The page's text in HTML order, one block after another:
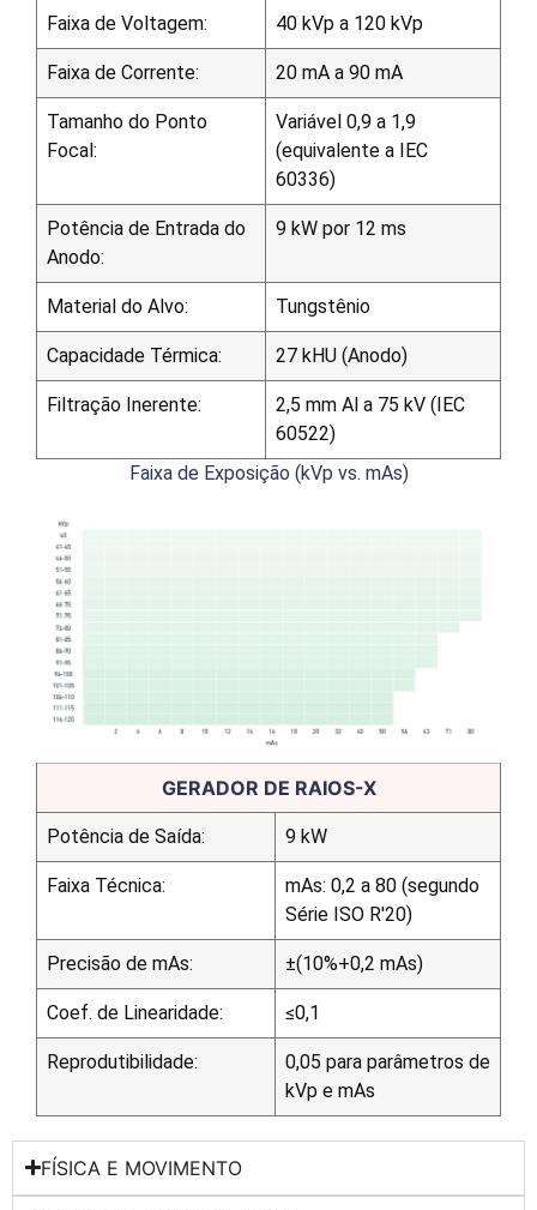
Faixa de Voltagem: 40 kVp a 120 kVp
Faixa de Corrente: 20 mA a 90 mA
Tamanho do Ponto
Focal:
Variável 0,9 a 1,9
(equivalente a IEC
60336)
Potência de Entrada do
Anodo:
9 kW por 12 ms
Material do Alvo: Tungstênio
Capacidade Térmica: 27 kHU (Anodo)
Filtração Inerente:
2,5 mm Al a 75 kV (IEC
60522)
Faixa de Exposição (kVp vs. mAs)
GERADOR DE RAIOS-X
Potência de Saída: 9 kW
Faixa Técnica:
mAs: 0,2 a 80 (segundo
Série ISO R'20)
Precisão de mAs: ±(10%+0,2 mAs)
Coef. de Linearidade: ≤0,1
Reprodutibilidade:
0,05 para parâmetros de
kVp e mAs
FÍSICA E MOVIMENTO